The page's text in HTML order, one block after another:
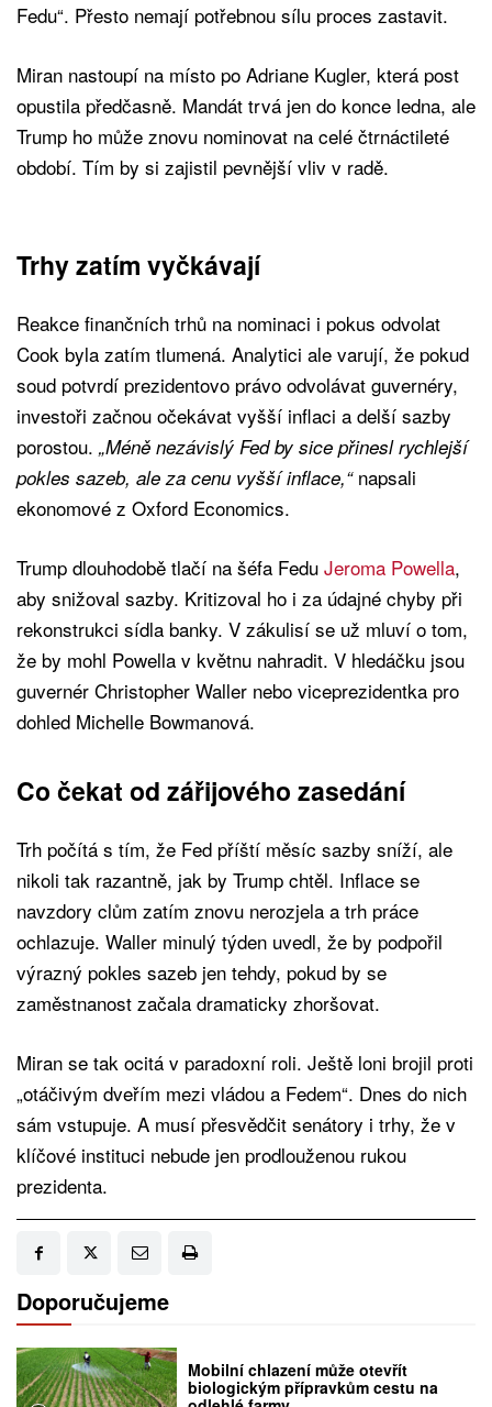
Fedu“. Přesto nemají potřebnou sílu proces zastavit.
Miran nastoupí na místo po Adriane Kugler, která post
opustila předčasně. Mandát trvá jen do konce ledna, ale
Trump ho může znovu nominovat na celé čtrnáctileté
období. Tím by si zajistil pevnější vliv v radě.
Trhy zatím vyčkávají
Reakce finančních trhů na nominaci i pokus odvolat
Cook byla zatím tlumená. Analytici ale varují, že pokud
soud potvrdí prezidentovo právo odvolávat guvernéry,
investoři začnou očekávat vyšší inflaci a delší sazby
porostou. „Méně nezávislý Fed by sice přinesl rychlejší
pokles sazeb, ale za cenu vyšší inflace,“napsali
ekonomové z Oxford Economics.
Trump dlouhodobě tlačí na šéfa Fedu Jeroma Powella,
aby snižoval sazby. Kritizoval ho i za údajné chyby při
rekonstrukci sídla banky. V zákulisí se už mluví o tom,
že by mohl Powella v květnu nahradit. V hledáčku jsou
guvernér Christopher Waller nebo viceprezidentka pro
dohled Michelle Bowmanová.
Co čekat od zářijového zasedání
Trh počítá s tím, že Fed příští měsíc sazby sníží, ale
nikoli tak razantně, jak by Trump chtěl. Inflace se
navzdory clům zatím znovu nerozjela a trh práce
ochlazuje. Waller minulý týden uvedl, že by podpořil
výrazný pokles sazeb jen tehdy, pokud by se
zaměstnanost začala dramaticky zhoršovat.
Miran se tak ocitá v paradoxní roli. Ještě loni brojil proti
„otáčivým dveřím mezi vládou a Fedem“. Dnes do nich
sám vstupuje. A musí přesvědčit senátory i trhy, že v
klíčové instituci nebude jen prodlouženou rukou
prezidenta.
Doporučujeme
Mobilní chlazení může otevřít
biologickým přípravkům cestu na